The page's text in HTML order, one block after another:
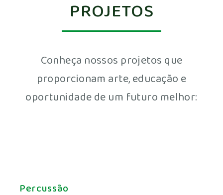
PROJETOS
Conheça nossos projetos que
proporcionam arte, educação e
oportunidade de um futuro melhor:
Percussão